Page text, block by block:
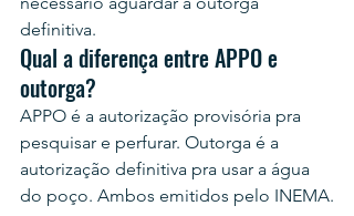
definitiva.
Qual a diferença entre APPO e
outorga?
APPO é a autorização provisória pra
pesquisar e perfurar. Outorga é a
autorização definitiva pra usar a água
do poço. Ambos emitidos pelo INEMA.